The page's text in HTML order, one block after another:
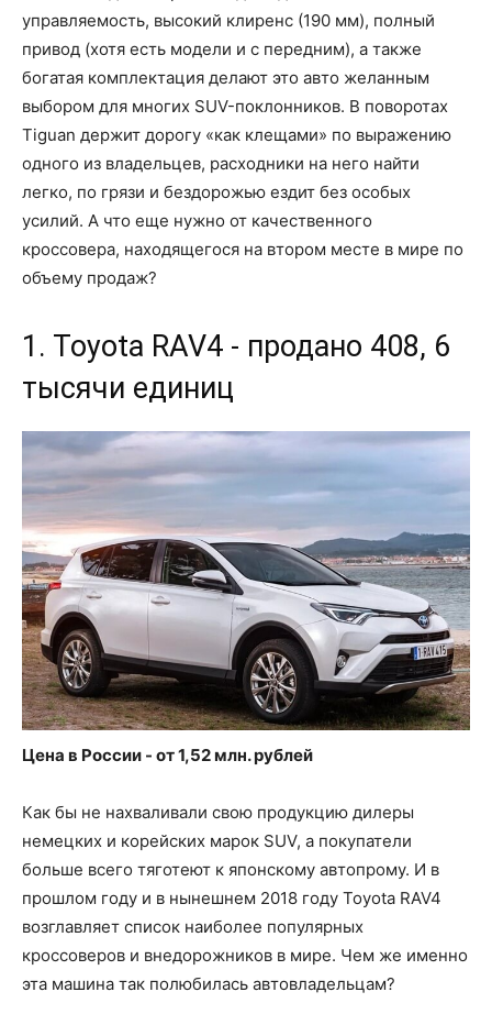
управляемость, высокий клиренс (190 мм), полный
привод (хотя есть модели и с передним), а также
богатая комплектация делают это авто желанным
выбором для многих SUV-поклонников. В поворотах
Tiguan держит дорогу «как клещами» по выражению
одного из владельцев, расходники на него найти
легко, по грязи и бездорожью ездит без особых
усилий. А что еще нужно от качественного
кроссовера, находящегося на втором месте в мире по
объему продаж?
1. Toyota RAV4 - продано 408, 6
тысячи единиц
Цена в России - от 1,52 млн. рублей
Как бы не нахваливали свою продукцию дилеры
немецких и корейских марок SUV, а покупатели
больше всего тяготеют к японскому автопрому. И в
прошлом году и в нынешнем 2018 году Toyota RAV4
возглавляет список наиболее популярных
кроссоверов и внедорожников в мире. Чем же именно
эта машина так полюбилась автовладельцам?